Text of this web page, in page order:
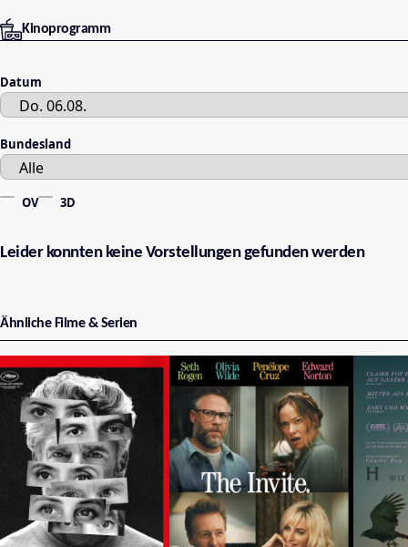
Kinoprogramm
Datum
Bundesland
OV 3D
Leider konnten keine Vorstellungen gefunden werden
Ähnliche Filme & Serien